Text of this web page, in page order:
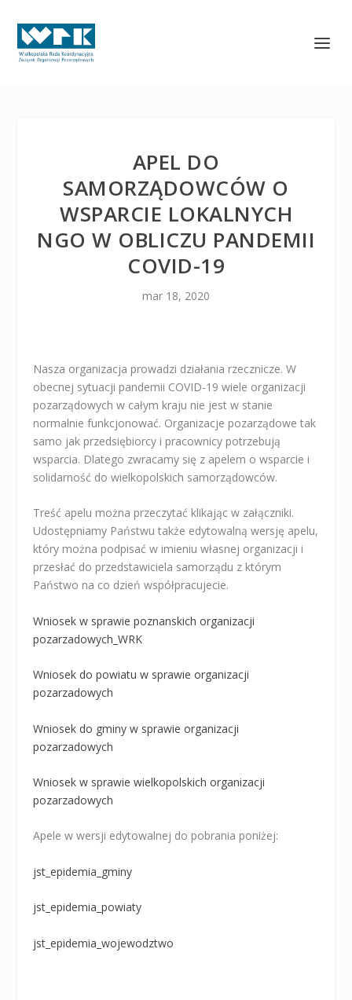
APEL DO
SAMORZĄDOWCÓW O
WSPARCIE LOKALNYCH
NGO W OBLICZU PANDEMII
COVID-19
mar 18, 2020
Nasza organizacja prowadzi działania rzecznicze. W
obecnej sytuacji pandemii COVID-19 wiele organizacji
pozarządowych w całym kraju nie jest w stanie
normalnie funkcjonować. Organizacje pozarządowe tak
samo jak przedsiębiorcy i pracownicy potrzebują
wsparcia. Dlatego zwracamy się z apelem o wsparcie i
solidarność do wielkopolskich samorządowców.
Treść apelu można przeczytać klikając w załączniki.
Udostępniamy Państwu także edytowalną wersję apelu,
który można podpisać w imieniu własnej organizacji i
przesłać do przedstawiciela samorządu z którym
Państwo na co dzień współpracujecie.
Wniosek w sprawie poznanskich organizacji
pozarzadowych_WRK
Wniosek do powiatu w sprawie organizacji
pozarzadowych
Wniosek do gminy w sprawie organizacji
pozarzadowych
Wniosek w sprawie wielkopolskich organizacji
pozarzadowych
Apele w wersji edytowalnej do pobrania poniżej:
jst_epidemia_gminy
jst_epidemia_powiaty
jst_epidemia_wojewodztwo